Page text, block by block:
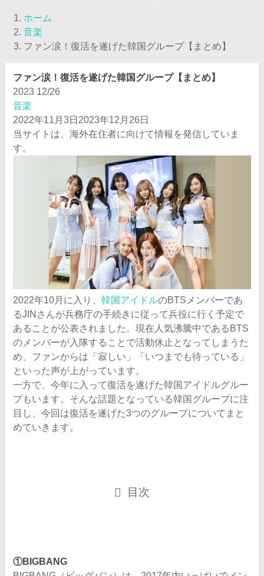
ホーム
音楽
ファン涙！復活を遂げた韓国グループ【まとめ】
ファン涙！復活を遂げた韓国グループ【まとめ】
2023 12/26
音楽
2022年11月3日2023年12月26日
当サイトは、海外在住者に向けて情報を発信していま
す。
2022年10月に入り、韓国アイドルのBTSメンバーであ
るJINさんが兵務庁の手続きに従って兵役に行く予定で
あることが公表されました。現在人気沸騰中であるBTS
のメンバーが入隊することで活動休止となってしまうた
め、ファンからは「寂しい」「いつまでも待っている」
といった声が上がっています。
一方で、今年に入って復活を遂げた韓国アイドルグルー
プもいます。そんな話題となっている韓国グループに注
目し、今回は復活を遂げた3つのグループについてまと
めていきます。
目次
①BIGBANG